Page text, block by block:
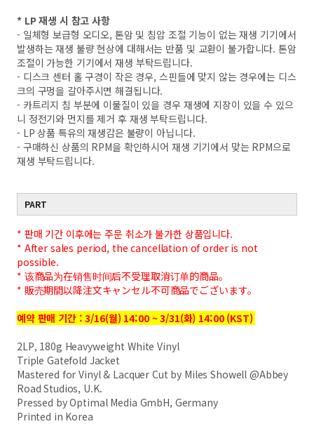
* LP 재생 시 참고 사항
- 일체형 보급형 오디오, 톤암 및 침압 조절 기능이 없는 재생 기기에서
발생하는 재생 불량 현상에 대해서는 반품 및 교환이 불가합니다. 톤암
조절이 가능한 기기에서 재생 부탁드립니다.
- 디스크 센터 홀 구경이 작은 경우, 스핀들에 맞지 않는 경우에는 디스
크의 구멍을 갈아주시면 해결됩니다.
- 카트리지 침 부분에 이물질이 있을 경우 재생에 지장이 있을 수 있으
니 정전기와 먼지를 제거 후 재생 부탁드립니다.
- LP 상품 특유의 재생감은 불량이 아닙니다.
- 구매하신 상품의 RPM을 확인하시어 재생 기기에서 맞는 RPM으로
재생 부탁드립니다.
PART
* 판매 기간 이후에는 주문 취소가 불가한 상품입니다.
* After sales period, the cancellation of order is not
possible.
* 该商品为在销售时间后不受理取消订单的商品。
* 販売期間以降注文キャンセル不可商品でございます。
예약 판매 기간 : 3/16(월) 14:00 ~ 3/31(화) 14:00 (KST)
2LP, 180g Heavyweight White Vinyl
Triple Gatefold Jacket
Mastered for Vinyl & Lacquer Cut by Miles Showell @Abbey
Road Studios, U.K.
Pressed by Optimal Media GmbH, Germany
Printed in Korea